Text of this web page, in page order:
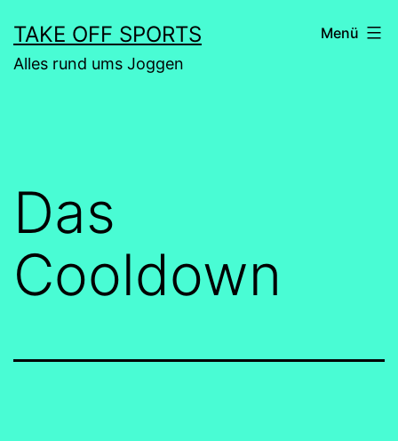
Inhalt
springen
TAKE OFF SPORTS
Alles rund ums Joggen
Menü
Das
Cooldown